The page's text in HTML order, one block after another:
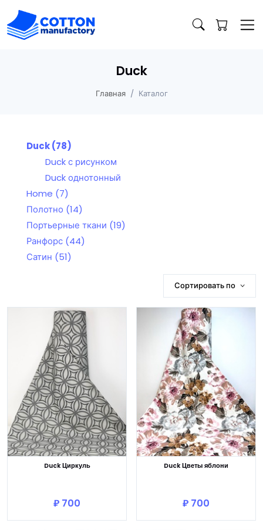
Duck
Главная Каталог
Duck(78)
Duck с рисунком
Duck однотонный
Home (7)
Полотно (14)
Портьерные ткани (19)
Ранфорс (44)
Сатин (51)
Сортировать по
Duck Циркуль
₽ 700
Duck Цветы яблони
₽ 700